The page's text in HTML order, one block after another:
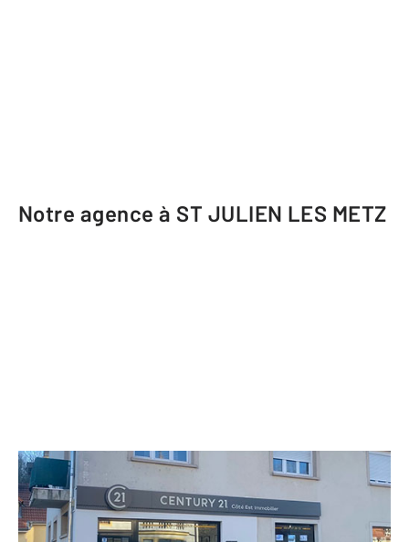
Notre agence à ST JULIEN LES METZ
CENTURY 21 Côté Est Immobilier
93 rue François Simon
ST JULIEN LES METZ - 57070